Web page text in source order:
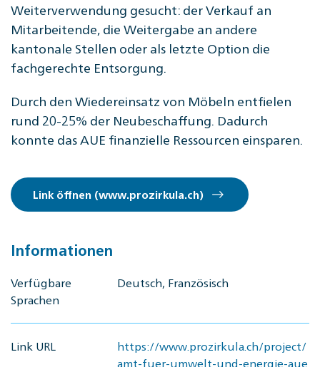
Weiterverwendung gesucht: der Verkauf an
Mitarbeitende, die Weitergabe an andere
kantonale Stellen oder als letzte Option die
fachgerechte Entsorgung.
Durch den Wiedereinsatz von Möbeln entfielen
rund 20-25% der Neubeschaffung. Dadurch
konnte das AUE finanzielle Ressourcen einsparen.
Link öffnen (www.prozirkula.ch)
Informationen
Verfügbare
Sprachen
Deutsch, Französisch
Link URL
https://www.prozirkula.ch/project/
amt-fuer-umwelt-und-energie-aue